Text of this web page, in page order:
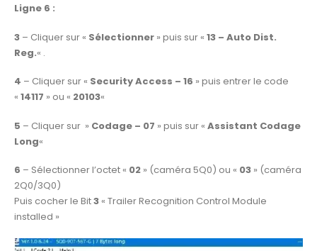
Ligne 6 :
3 – Cliquer sur « Sélectionner » puis sur « 13 – Auto Dist.
Reg.« .
4 – Cliquer sur « Security Access – 16 » puis entrer le code
« 14117 » ou « 20103«
5 – Cliquer sur » Codage – 07 » puis sur « Assistant Codage
Long«
6 – Sélectionner l’octet « 02 » (caméra 5Q0) ou « 03 » (caméra
2Q0/3Q0)
Puis cocher le Bit3 « Trailer Recognition Control Module
installed »